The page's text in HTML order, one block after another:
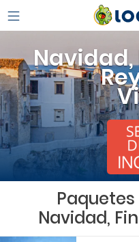
Navidad,
Navidad,